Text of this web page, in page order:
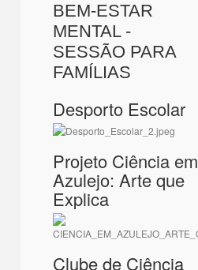
BEM-ESTAR
MENTAL -
SESSÃO PARA
FAMÍLIAS
Desporto Escolar
Projeto Ciência em
Azulejo: Arte que
Explica
Clube de Ciência